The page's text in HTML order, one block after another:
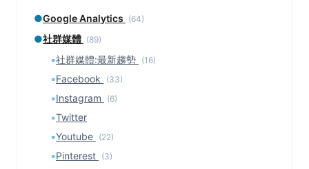
●Google Analytics (64)
●社群媒體 (89)
▪社群媒體:最新趨勢 (16)
▪Facebook (33)
▪Instagram (6)
▪Twitter
▪Youtube (22)
▪Pinterest (3)